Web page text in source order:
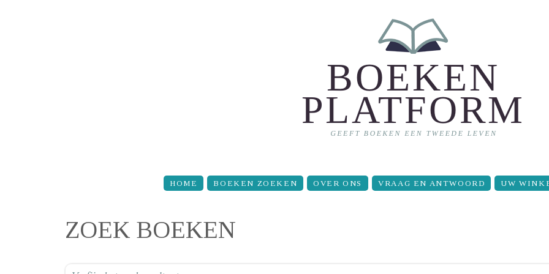
HOME BOEKEN ZOEKEN OVER ONS VRAAG EN ANTWOORD UW
ZOEK BOEKEN